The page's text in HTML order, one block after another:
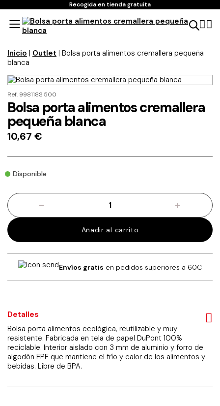
Recogida en tienda gratuita
Inicio | Outlet | Bolsa porta alimentos cremallera pequeña
blanca
Ref. 998118S 500
Bolsa porta alimentos cremallera
pequeña blanca
10,67 €
Disponible
-
Bolsa
porta
alimentos
cremallera
pequeña
cantidad
+
Añadir al carrito
Envíos gratis en pedidos superiores a 60€
Detalles
Bolsa porta alimentos ecológica, reutilizable y muy
resistente. Fabricada en tela de papel DuPont 100%
reciclable. Interior aislado con 3 mm de aluminio y forro de
algodón EPE que mantiene el frío y calor de los alimentos y
bebidas. Libre de BPA.